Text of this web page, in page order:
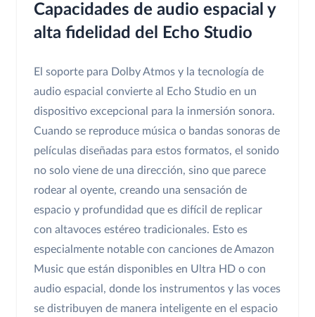
Capacidades de audio espacial y
alta fidelidad del Echo Studio
El soporte para Dolby Atmos y la tecnología de
audio espacial convierte al Echo Studio en un
dispositivo excepcional para la inmersión sonora.
Cuando se reproduce música o bandas sonoras de
películas diseñadas para estos formatos, el sonido
no solo viene de una dirección, sino que parece
rodear al oyente, creando una sensación de
espacio y profundidad que es difícil de replicar
con altavoces estéreo tradicionales. Esto es
especialmente notable con canciones de Amazon
Music que están disponibles en Ultra HD o con
audio espacial, donde los instrumentos y las voces
se distribuyen de manera inteligente en el espacio